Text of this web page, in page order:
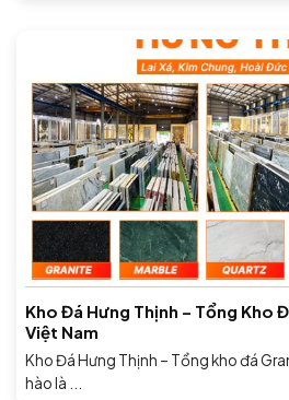
Kho Đá Hưng Thịnh – Tổng Kho
Việt Nam
Kho Đá Hưng Thịnh – Tổng kho đá
hào là ...